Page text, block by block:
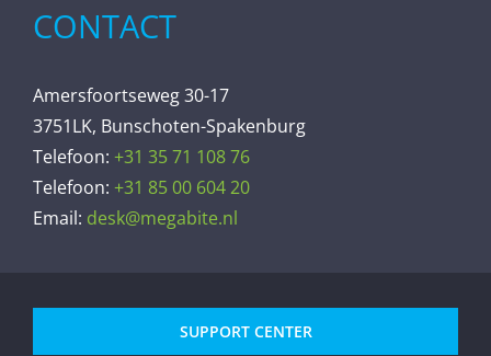
CONTACT
Amersfoortseweg 30-17
3751LK, Bunschoten-Spakenburg
Telefoon: +31 35 71 108 76
Telefoon: +31 85 00 604 20
Email: desk@megabite.nl
SUPPORT CENTER